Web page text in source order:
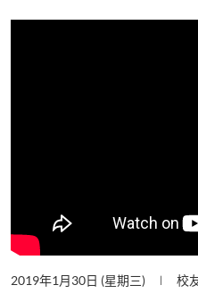
2019年1月30日 (星期三) 校